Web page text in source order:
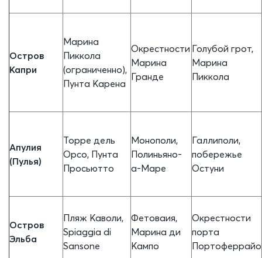
Остров
Капри
Марина
Пиккола
(ограниченно),
Пунта Карена
Окрестности
Марина
Гранде
Голубой грот,
Марина
Пиккола
Апулия
(Пулья)
Торре дель
Орсо, Пунта
Просьютто
Монополи,
Полиньяно-
а-Маре
Галлиполи,
побережье
Остуни
Остров
Эльба
Пляж Каволи,
Spiaggia di
Sansone
Фетоваия,
Марина ди
Кампо
Окрестности
порта
Портоферрайо